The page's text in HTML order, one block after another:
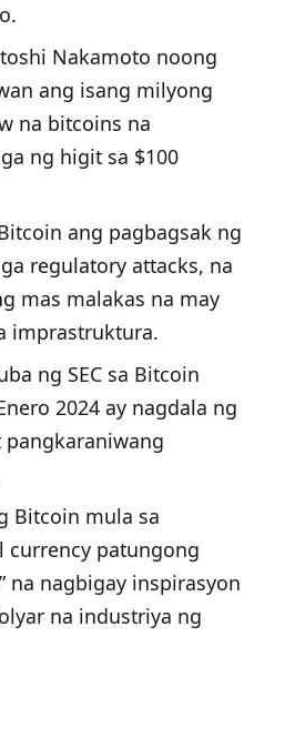
Nakamoto noong
ang isang milyong
na bitcoins na
ng higit sa $100
ang pagbagsak ng
regulatory attacks, na
mas malakas na may
imprastruktura.
ng SEC sa Bitcoin
2024 ay nagdala ng
pangkaraniwang
Bitcoin mula sa
currency patungong
na nagbigay inspirasyon
na industriya ng